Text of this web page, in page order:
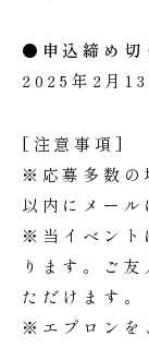
●申込締め切
2025年2月13
[注意事項]
※応募多数の
以内にメール
※当イベント
ります。ご
ただけます。
※エプロンを